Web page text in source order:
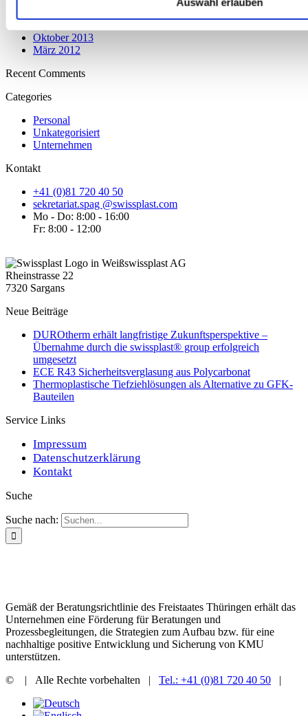
Oktober 2013
März 2012
Recent Comments
Categories
Personal
Unkategorisiert
Unternehmen
Kontakt
+41 (0)81 720 40 50
sekretariat.spag @swissplast.com
Mo - Do: 8:00 - 16:00
Fr: 8:00 - 12:00
swissplast AG
Rheinstrasse 22
7320 Sargans
Neue Beiträge
DUROtherm erhält langfristige Zukunftsperspektive –
Übernahme durch die swissplast® group erfolgreich
umgesetzt
ECE R43 Sicherheitsverglasung aus Polycarbonat
Thermoplastische Tiefziehlösungen als Alternative zu GFK-
Bauteilen
Service Links
Impressum
Datenschutzerklärung
Kontakt
Suche
Suche nach:
Gemäß der Beratungsrichtlinie des Freistaates Thüringen erhält das
Unternehmen eine Förderung für Beratungen und
Prozessbegleitungen, die Strategien zum Aufbau bzw. für eine
nachhaltige positive Entwicklung und Sicherung von KMU
unterstützen.
©
| Alle Rechte vorbehalten | Tel.: +41 (0)81 720 40 50 |